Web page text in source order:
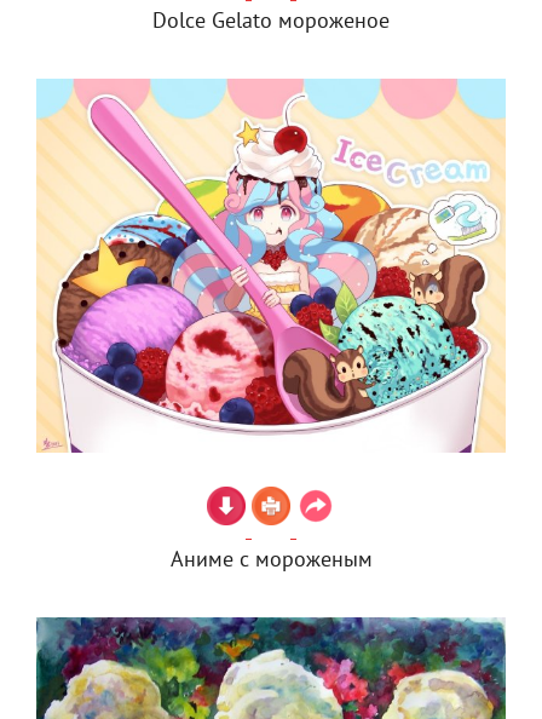
Dolce Gelato мороженое
Аниме с мороженым